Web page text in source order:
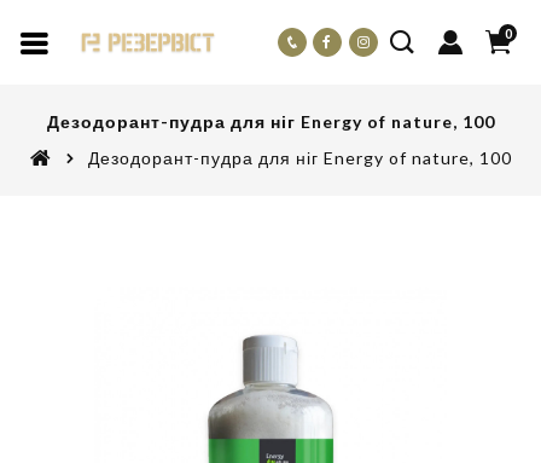
0
Дезодорант-пудра для ніг Energy of nature, 100
Дезодорант-пудра для ніг Energy of nature, 100